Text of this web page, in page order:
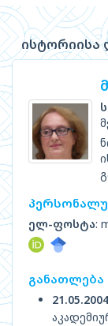
ისტორიისა
ელ-ფოსტა:
განათლება